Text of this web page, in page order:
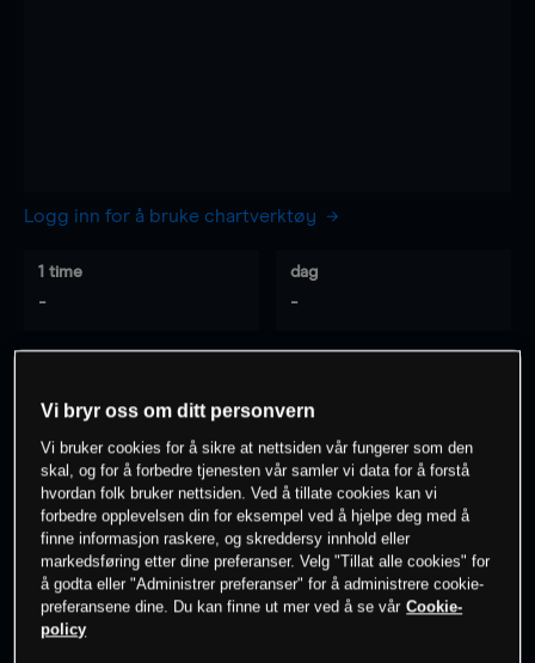
Logg inn for å bruke chartverktøy
1 time
-
dag
-
- -
0% av kunder erpå dette instrumentet
Søk om konto
Vi bryr oss om ditt personvern
Vi bruker cookies for å sikre at nettsiden vår fungerer som den
skal, og for å forbedre tjenesten vår samler vi data for å forstå
hvordan folk bruker nettsiden. Ved å tillate cookies kan vi
forbedre opplevelsen din for eksempel ved å hjelpe deg med å
finne informasjon raskere, og skreddersy innhold eller
markedsføring etter dine preferanser. Velg "Tillat alle cookies" for
å godta eller "Administrer preferanser" for å administrere cookie-
preferansene dine. Du kan finne ut mer ved å se vår Cookie-
policy